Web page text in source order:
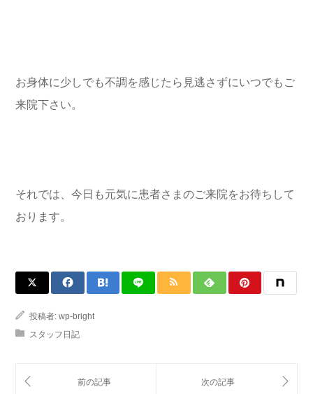
お身体に少しでも不調を感じたら見逃さずにいつでもご
来院下さい。
それでは、今日も元気に患者さまのご来院をお待ちして
おります。
投稿者: wp-bright
スタッフ日記